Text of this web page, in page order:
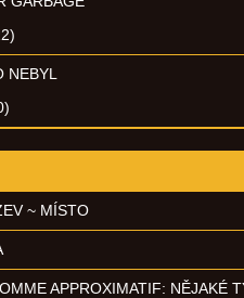
NEBYL
~ MÍSTO
APPROXIMATIF: NĚJAKÉ